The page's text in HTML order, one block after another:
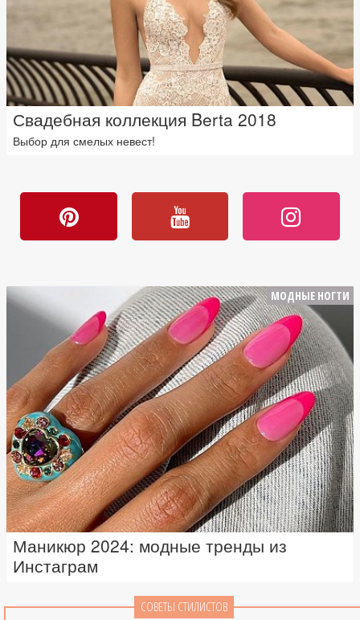
Свадебная коллекция Berta 2018
Выбор для смелых невест!
МОДНЫЕ НОГТИ
Маникюр 2024: модные тренды из
Инстаграм
СОВЕТЫ СТИЛИСТОВ